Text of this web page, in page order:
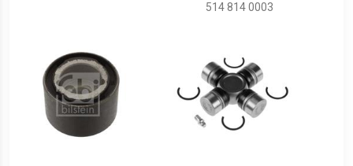
514 814 0003